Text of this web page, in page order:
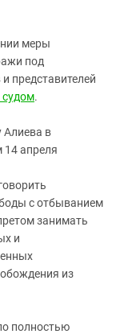
меры
под
представителей
судом.
Алиева в
14 апреля
с отбыванием
занимать
и
из
полностью